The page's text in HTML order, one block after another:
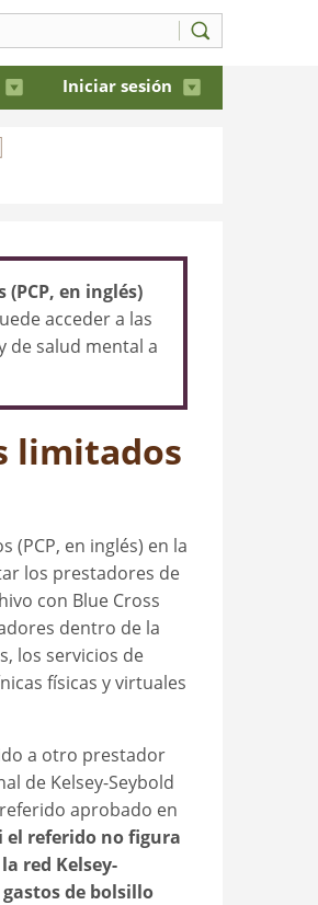
Iniciar sesión
en inglés)
acceder a las
de salud mental a
limitados
(PCP, en inglés) en la
los prestadores de
con Blue Cross
dentro de la
los servicios de
físicas y virtuales
a otro prestador
de Kelsey-Seybold
aprobado en
el referido no figura
red Kelsey-
de bolsillo